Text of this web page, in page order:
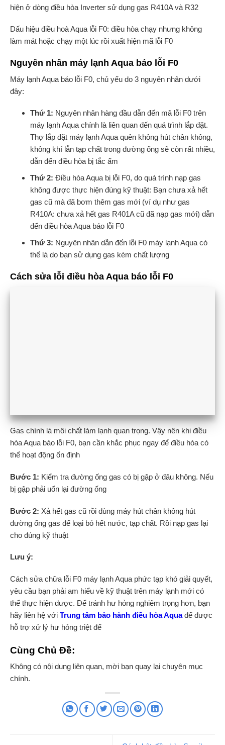
hiện ở dòng điều hòa Inverter sử dụng gas R410A và R32
Dấu hiệu điều hoà Aqua lỗi F0: điều hòa chạy nhưng không
làm mát hoặc chạy một lúc rồi xuất hiện mã lỗi F0
Nguyên nhân máy lạnh Aqua báo lỗi F0
Máy lạnh Aqua báo lỗi F0, chủ yếu do 3 nguyên nhân dưới
đây:
Thứ 1: Nguyên nhân hàng đầu dẫn đến mã lỗi F0 trên
máy lạnh Aqua chính là liên quan đến quá trình lắp đặt.
Thợ lắp đặt máy lạnh Aqua quên không hút chân không,
không khí lẫn tạp chất trong đường ống sẽ còn rất nhiều,
dẫn đến điều hòa bị tắc ẩm
Thứ 2: Điều hòa Aqua bị lỗi F0, do quá trình nạp gas
không được thực hiện đúng kỹ thuật: Bạn chưa xả hết
gas cũ mà đã bơm thêm gas mới (ví dụ như gas
R410A: chưa xả hết gas R401A cũ đã nạp gas mới) dẫn
đến điều hòa Aqua báo lỗi F0
Thứ 3: Nguyên nhân dẫn đến lỗi F0 máy lạnh Aqua có
thể là do bạn sử dụng gas kém chất lượng
Cách sửa lỗi điều hòa Aqua báo lỗi F0
Gas chính là môi chất làm lạnh quan trọng. Vậy nên khi điều
hòa Aqua báo lỗi F0, bạn cần khắc phục ngay để điều hòa có
thể hoạt động ổn định
Bước 1: Kiểm tra đường ống gas có bị gập ở đâu không. Nếu
bị gập phải uốn lại đường ống
Bước 2: Xả hết gas cũ rồi dùng máy hút chân không hút
đường ống gas để loại bỏ hết nước, tạp chất. Rồi nạp gas lại
cho đúng kỹ thuật
Lưu ý:
Cách sửa chữa lỗi F0 máy lạnh Aqua phức tạp khó giải quyết,
yêu cầu bạn phải am hiểu về kỹ thuật trên máy lạnh mới có
thể thực hiện được. Để tránh hư hỏng nghiêm trọng hơn, bạn
hãy liên hệ với Trung tâm bảo hành điều hòa Aquađể được
hỗ trợ xử lý hư hỏng triệt để
Cùng Chủ Đề:
Không có nội dung liên quan, mời bạn quay lại chuyên mục
chính.